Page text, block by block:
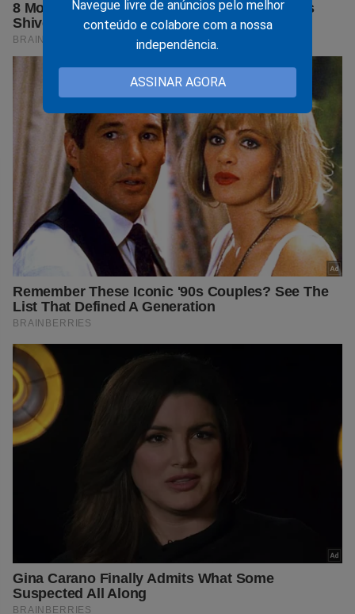
Navegue livre de anúncios pelo melhor
conteúdo e colabore com a nossa
independência.
ASSINAR AGORA